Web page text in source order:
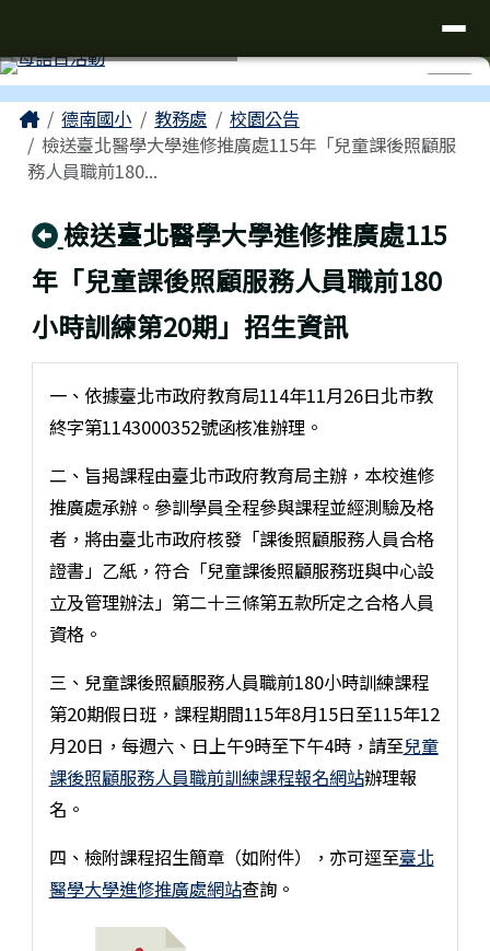
⏸
工具列
主內容區域
Home德南國小 教務處
校園公告
檢送臺北醫學大學進修推廣處115年「兒童課後照顧服
務人員職前180...
回上頁
檢送臺北醫學大學進修推廣處115
年「兒童課後照顧服務人員職前180
小時訓練第20期」招生資訊
一、依據臺北市政府教育局114年11月26日北市教
終字第1143000352號函核准辦理。
二、旨揭課程由臺北市政府教育局主辦，本校進修
推廣處承辦。參訓學員全程參與課程並經測驗及格
者，將由臺北市政府核發「課後照顧服務人員合格
證書」乙紙，符合「兒童課後照顧服務班與中心設
立及管理辦法」第二十三條第五款所定之合格人員
資格。
三、兒童課後照顧服務人員職前180小時訓練課程
第20期假日班，課程期間115年8月15日至115年12
月20日，每週六、日上午9時至下午4時，請至兒童
課後照顧服務人員職前訓練課程報名網站辦理報
名。
四、檢附課程招生簡章（如附件），亦可逕至臺北
醫學大學進修推廣處網站查詢。
頁尾區域